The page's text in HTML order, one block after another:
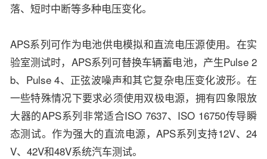
落、短时中断等多种电压变化。
APS系列可作为电池供电模拟和直流电压源使用。在实
验室测试时，APS系列可替换车辆蓄电池，产生Pulse 2
b、Pulse 4、正弦波噪声和其它复杂电压变化波形。在
一些特殊情况下要求必须使用双极电源，拥有四象限放
大器的APS系列非常适合ISO 7637、ISO 16750传导瞬
态测试。作为强大的直流电源，APS系列支持12V、24
V、42V和48V系统汽车测试。